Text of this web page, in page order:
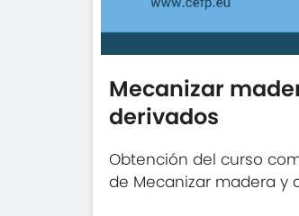
Mecanizar
derivados
Obtención del curso
de Mecanizar madera y